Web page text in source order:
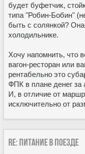
будет буфетчик,
типа "Робин-Бобин"
быть с солянкой?
холодильнике.
Хочу напомнить, что
вагон-ресторан или
рентабельно это
ФПК в плане денег за
И, в отличие от
исключительно от
Re: Питание в поезде